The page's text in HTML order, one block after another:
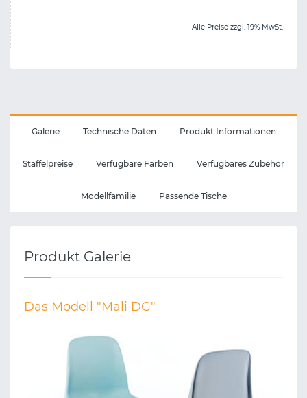
Alle Preise zzgl. 19% MwSt.
Galerie Technische Daten Produkt Informationen
Staffelpreise Verfügbare Farben Verfügbares Zubehör
Modellfamilie Passende Tische
Produkt Galerie
Das Modell "Mali DG"